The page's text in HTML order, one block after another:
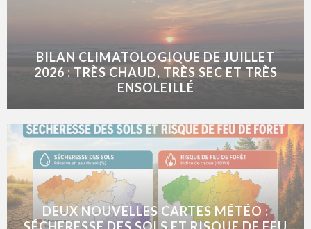
BILAN CLIMATOLOGIQUE DE JUILLET
2026 : TRÈS CHAUD, TRÈS SEC ET TRÈS
ENSOLEILLÉ
DEUX NOUVELLES CARTES MÉTÉO :